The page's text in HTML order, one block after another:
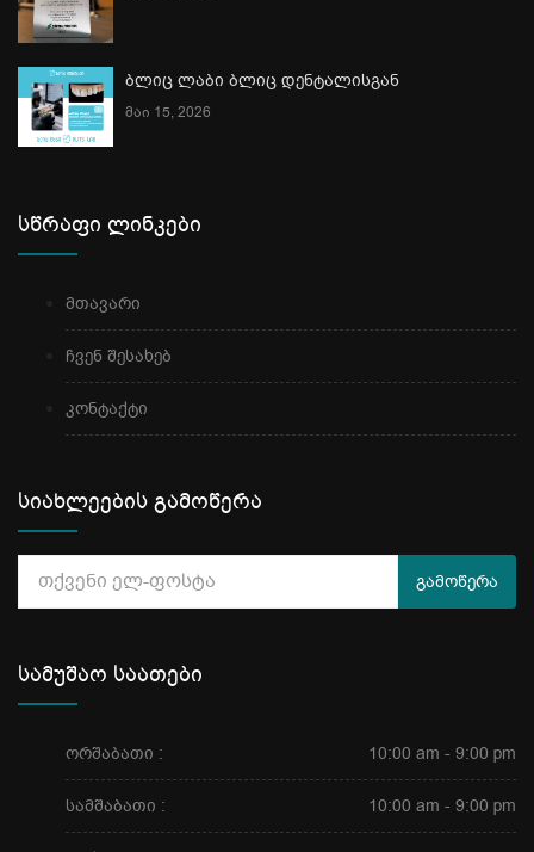
ბლიც ლაბი ბლიც დენტალისგან
მაი 15, 2026
სწრაფი ლინკები
მთავარი
ჩვენ შესახებ
კონტაქტი
სიახლეების გამოწერა
გამოწერა
სამუშაო საათები
ორშაბათი : 10:00 am - 9:00 pm
სამშაბათი : 10:00 am - 9:00 pm